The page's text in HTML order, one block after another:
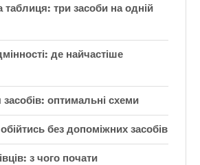
таблиця: три засоби на одній
де найчастіше
оптимальні схеми
без допоміжних засобів
з чого почати